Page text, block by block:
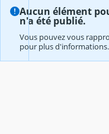
Aucun élément
n'a été publié.
Vous pouvez vous
pour plus d'informations.